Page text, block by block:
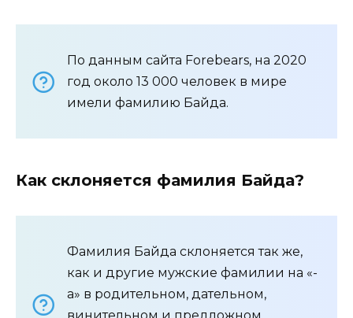
По данным сайта Forebears, на 2020
год около 13 000 человек в мире
имели фамилию Байда.
Как склоняется фамилия Байда?
Фамилия Байда склоняется так же,
как и другие мужские фамилии на «-
а» в родительном, дательном,